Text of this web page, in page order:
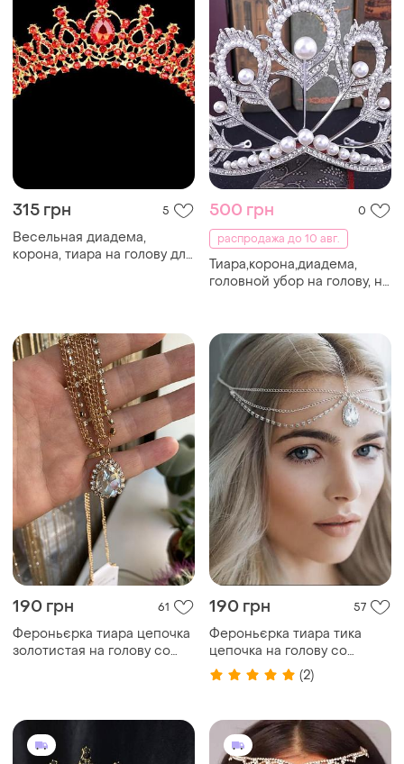
315 грн 5
Весельная диадема,
корона, тиара на голову для
500 грн
0
распродажа до 10 авг.
Тиара,корона,диадема,
головной убор на голову, на
190 грн 61
Фероньєрка тиара цепочка
золотистая на голову со
190 грн 57
Фероньєрка тиара тика
цепочка на голову со
стразами украшение для
голови волосы
(2)